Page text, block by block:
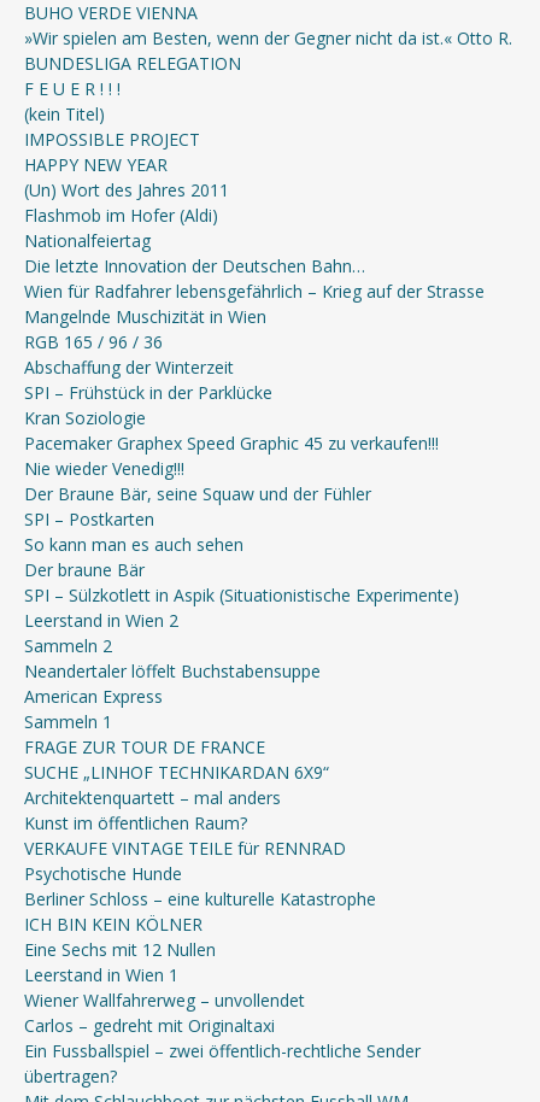
BUHO VERDE VIENNA
»Wir spielen am Besten, wenn der Gegner nicht da ist.« Otto R.
BUNDESLIGA RELEGATION
F E U E R ! ! !
(kein Titel)
IMPOSSIBLE PROJECT
HAPPY NEW YEAR
(Un) Wort des Jahres 2011
Flashmob im Hofer (Aldi)
Nationalfeiertag
Die letzte Innovation der Deutschen Bahn…
Wien für Radfahrer lebensgefährlich – Krieg auf der Strasse
Mangelnde Muschizität in Wien
RGB 165 / 96 / 36
Abschaffung der Winterzeit
SPI – Frühstück in der Parklücke
Kran Soziologie
Pacemaker Graphex Speed Graphic 45 zu verkaufen!!!
Nie wieder Venedig!!!
Der Braune Bär, seine Squaw und der Fühler
SPI – Postkarten
So kann man es auch sehen
Der braune Bär
SPI – Sülzkotlett in Aspik (Situationistische Experimente)
Leerstand in Wien 2
Sammeln 2
Neandertaler löffelt Buchstabensuppe
American Express
Sammeln 1
FRAGE ZUR TOUR DE FRANCE
SUCHE „LINHOF TECHNIKARDAN 6X9“
Architektenquartett – mal anders
Kunst im öffentlichen Raum?
VERKAUFE VINTAGE TEILE für RENNRAD
Psychotische Hunde
Berliner Schloss – eine kulturelle Katastrophe
ICH BIN KEIN KÖLNER
Eine Sechs mit 12 Nullen
Leerstand in Wien 1
Wiener Wallfahrerweg – unvollendet
Carlos – gedreht mit Originaltaxi
Ein Fussballspiel – zwei öffentlich-rechtliche Sender
übertragen?